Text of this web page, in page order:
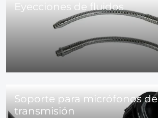
Eyecciones de fluidos
Soporte para micrófonos de
transmisión